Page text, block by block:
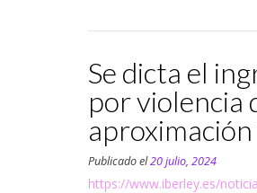
Se dicta el
por violencia
Publicado el20 julio, 2024
https://www.iberley.es/